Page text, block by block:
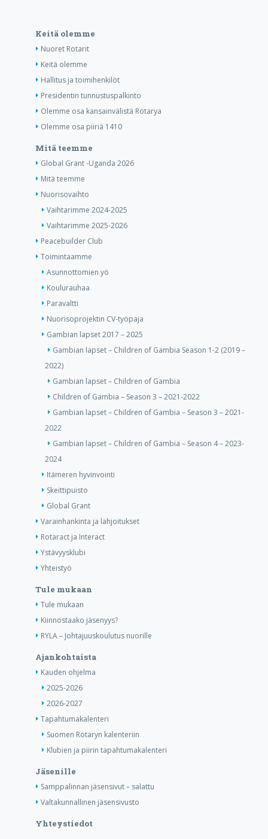
Keitä olemme
Nuoret Rotarit
Keitä olemme
Hallitus ja toimihenkilöt
Presidentin tunnustuspalkinto
Olemme osa kansainvälistä Rotarya
Olemme osa piiriä 1410
Mitä teemme
Global Grant -Uganda 2026
Mitä teemme
Nuorisovaihto
Vaihtarimme 2024-2025
Vaihtarimme 2025-2026
Peacebuilder Club
Toimintaamme
Asunnottomien yö
Koulurauhaa
Paravaltti
Nuorisoprojektin CV-työpaja
Gambian lapset 2017 – 2025
Gambian lapset – Children of Gambia Season 1-2 (2019 –
2022)
Gambian lapset – Children of Gambia
Children of Gambia – Season 3 – 2021-2022
Gambian lapset – Children of Gambia – Season 3 – 2021-
2022
Gambian lapset – Children of Gambia – Season 4 – 2023-
2024
Itämeren hyvinvointi
Skeittipuisto
Global Grant
Varainhankinta ja lahjoitukset
Rotaract ja Interact
Ystävyysklubi
Yhteistyö
Tule mukaan
Tule mukaan
Kiinnostaako jäsenyys?
RYLA – Johtajuuskoulutus nuorille
Ajankohtaista
Kauden ohjelma
2025-2026
2026-2027
Tapahtumakalenteri
Suomen Rotaryn kalenteriin
Klubien ja piirin tapahtumakalenteri
Jäsenille
Samppalinnan jäsensivut – salattu
Valtakunnallinen jäsensivusto
Yhteystiedot